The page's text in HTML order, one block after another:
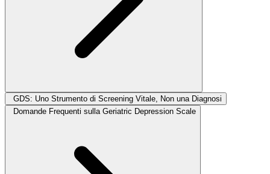
GDS: Uno Strumento di Screening Vitale, Non una Diagnosi
Domande Frequenti sulla Geriatric Depression Scale